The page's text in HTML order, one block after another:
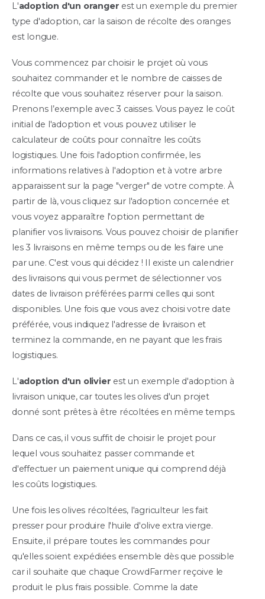
L'adoption d'un oranger est un exemple du premier
type d'adoption, car la saison de récolte des oranges
est longue.
Vous commencez par choisir le projet où vous
souhaitez commander et le nombre de caisses de
récolte que vous souhaitez réserver pour la saison.
Prenons l’exemple avec 3 caisses. Vous payez le coût
initial de l'adoption et vous pouvez utiliser le
calculateur de coûts pour connaître les coûts
logistiques. Une fois l'adoption confirmée, les
informations relatives à l'adoption et à votre arbre
apparaissent sur la page "verger" de votre compte. À
partir de là, vous cliquez sur l'adoption concernée et
vous voyez apparaître l'option permettant de
planifier vos livraisons. Vous pouvez choisir de planifier
les 3 livraisons en même temps ou de les faire une
par une. C'est vous qui décidez ! Il existe un calendrier
des livraisons qui vous permet de sélectionner vos
dates de livraison préférées parmi celles qui sont
disponibles. Une fois que vous avez choisi votre date
préférée, vous indiquez l'adresse de livraison et
terminez la commande, en ne payant que les frais
logistiques.
L'adoption d'un olivier est un exemple d'adoption à
livraison unique, car toutes les olives d'un projet
donné sont prêtes à être récoltées en même temps.
Dans ce cas, il vous suffit de choisir le projet pour
lequel vous souhaitez passer commande et
d'effectuer un paiement unique qui comprend déjà
les coûts logistiques.
Une fois les olives récoltées, l'agriculteur les fait
presser pour produire l'huile d'olive extra vierge.
Ensuite, il prépare toutes les commandes pour
qu'elles soient expédiées ensemble dès que possible
car il souhaite que chaque CrowdFarmer reçoive le
produit le plus frais possible. Comme la date